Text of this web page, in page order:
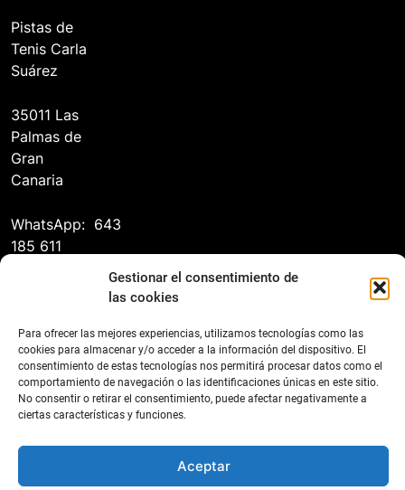
Gestionar el consentimiento de
las cookies
Para ofrecer las mejores experiencias, utilizamos tecnologías como las
cookies para almacenar y/o acceder a la información del dispositivo. El
consentimiento de estas tecnologías nos permitirá procesar datos como el
comportamiento de navegación o las identificaciones únicas en este sitio.
No consentir o retirar el consentimiento, puede afectar negativamente a
ciertas características y funciones.
Aceptar
Pistas de
Tenis Carla
Suárez
35011 Las
Palmas de
Gran
Canaria
WhatsApp: 643
185 611
Federación Canaria de Tenis 2026
Declaración De Accesibilidad